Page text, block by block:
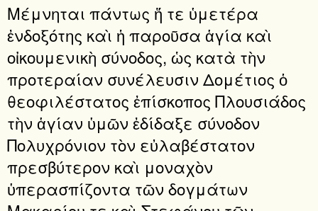
Μέμνηται πάντως ἥ τε ὑμετέρα
ἐνδοξότης καὶ ἡ παροῦσα ἁγία καὶ
οἰκουμενικὴ σύνοδος, ὡς κατὰ τὴν
προτεραίαν συνέλευσιν Δομέτιος ὁ
θεοφιλέστατος ἐπίσκοπος Πλουσιάδος
τὴν ἁγίαν ὑμῶν ἐδίδαξε σύνοδον
Πολυχρόνιον τὸν εὐλαβέστατον
πρεσβύτερον καὶ μοναχὸν
ὑπερασπίζοντα τῶν δογμάτων